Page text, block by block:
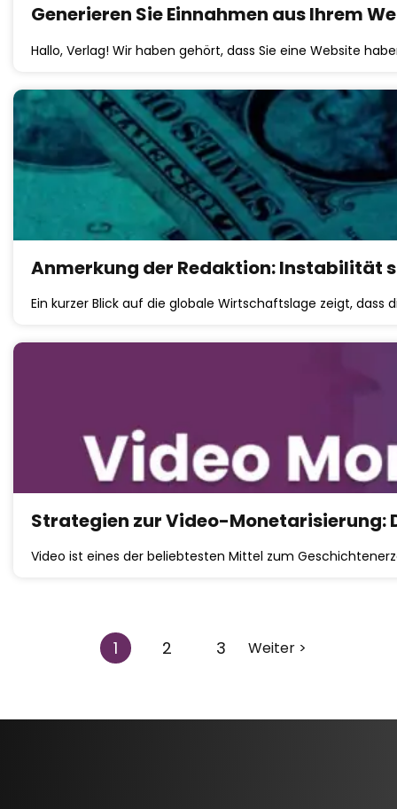
Generieren Sie Einnahmen aus Ihrem
Hallo, Verlag! Wir haben gehört, dass Sie eine Website
Anmerkung der Redaktion: Instabilität
Ein kurzer Blick auf die globale Wirtschaftslage zeigt, dass
Strategien zur Video-Monetarisierung:
Video ist eines der beliebtesten Mittel zum
1 2 3 Weiter >